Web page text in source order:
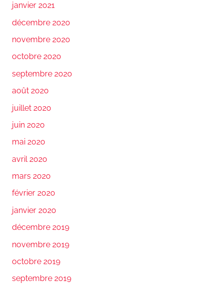
janvier 2021
décembre 2020
novembre 2020
octobre 2020
septembre 2020
août 2020
juillet 2020
juin 2020
mai 2020
avril 2020
mars 2020
février 2020
janvier 2020
décembre 2019
novembre 2019
octobre 2019
septembre 2019